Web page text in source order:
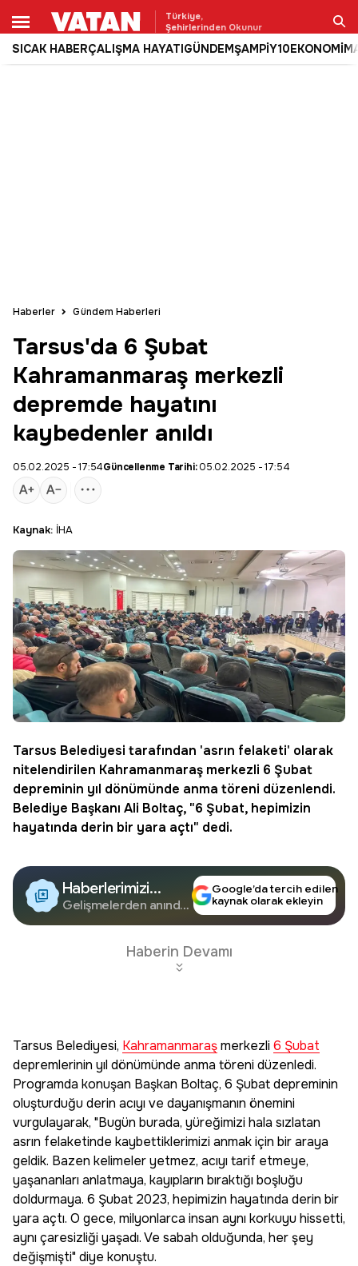
Türkiye,
Şehirlerinden Okunur
SICAK HABERÇALIŞMA HAYATIGÜNDEMŞAMPİY10EKONOMİ
Ara
Haberler Gündem Haberleri
Tarsus'da 6 Şubat
Kahramanmaraş merkezli
depremde hayatını
kaybedenler anıldı
05.02.2025 - 17:54Güncellenme Tarihi:05.02.2025 - 17:54
Kaynak: İHA
Tarsus Belediyesi tarafından 'asrın felaketi' olarak
nitelendirilen Kahramanmaraş merkezli 6 Şubat
depreminin yıl dönümünde anma töreni düzenlendi.
Belediye Başkanı Ali Boltaç, "6 Şubat, hepimizin
hayatında derin bir yara açtı" dedi.
Haberlerimizi
Google'da Takip
Edin
Gelişmelerden anında
Google’da tercih edilen
kaynak olarak ekleyin
Haberin Devamı
Tarsus Belediyesi, Kahramanmaraşmerkezli6 Şubat
depremlerinin yıl dönümünde anma töreni düzenledi.
Programda konuşan Başkan Boltaç, 6 Şubat depreminin
oluşturduğu derin acıyı ve dayanışmanın önemini
vurgulayarak, "Bugün burada, yüreğimizi hala sızlatan
asrın felaketinde kaybettiklerimizi anmak için bir araya
geldik. Bazen kelimeler yetmez, acıyı tarif etmeye,
yaşananları anlatmaya, kayıpların bıraktığı boşluğu
doldurmaya. 6 Şubat 2023, hepimizin hayatında derin bir
yara açtı. O gece, milyonlarca insan aynı korkuyu hissetti,
aynı çaresizliği yaşadı. Ve sabah olduğunda, her şey
değişmişti" diye konuştu.